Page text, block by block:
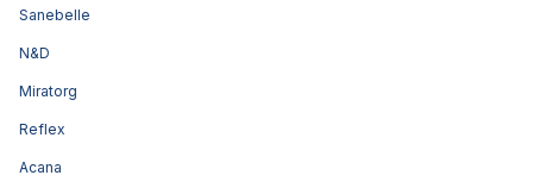
Sanebelle
N&D
Miratorg
Reflex
Acana